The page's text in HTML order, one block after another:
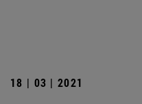
18 | 03 | 2021